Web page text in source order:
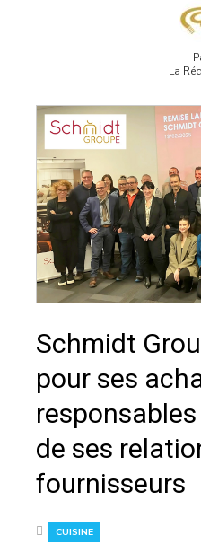
La
Schmidt
pour ses
de ses
fournisseurs
CUISINE